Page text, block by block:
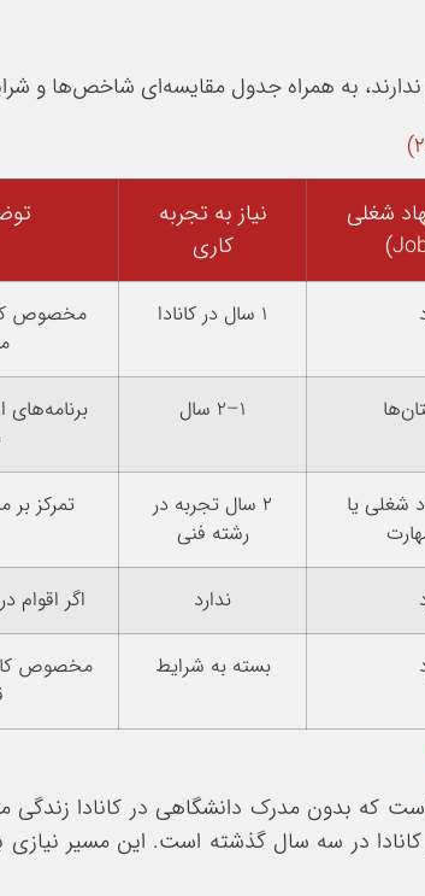
به همراه جدول مقایسه‌ای شاخص‌ها و
شغلی
نیاز به تجربه
کاری
۱ سال در کانادا
مخصوص
۱–۲ سال
شغلی یا
۲ سال تجربه در
رشته فنی
تمرکز
ندارد اگر اقوام
بسته به شرایط
مخصوص
که بدون مدرک دانشگاهی در کانادا
در سه سال گذشته است. این مسیر